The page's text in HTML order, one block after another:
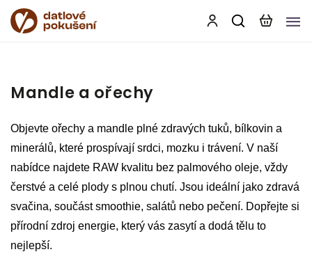
Mandle a ořechy
Objevte ořechy a mandle plné zdravých tuků, bílkovin a
minerálů, které prospívají srdci, mozku i trávení. V naší
nabídce najdete RAW kvalitu bez palmového oleje, vždy
čerstvé a celé plody s plnou chutí. Jsou ideální jako zdravá
svačina, součást smoothie, salátů nebo pečení. Dopřejte si
přírodní zdroj energie, který vás zasytí a dodá tělu to
nejlepší.